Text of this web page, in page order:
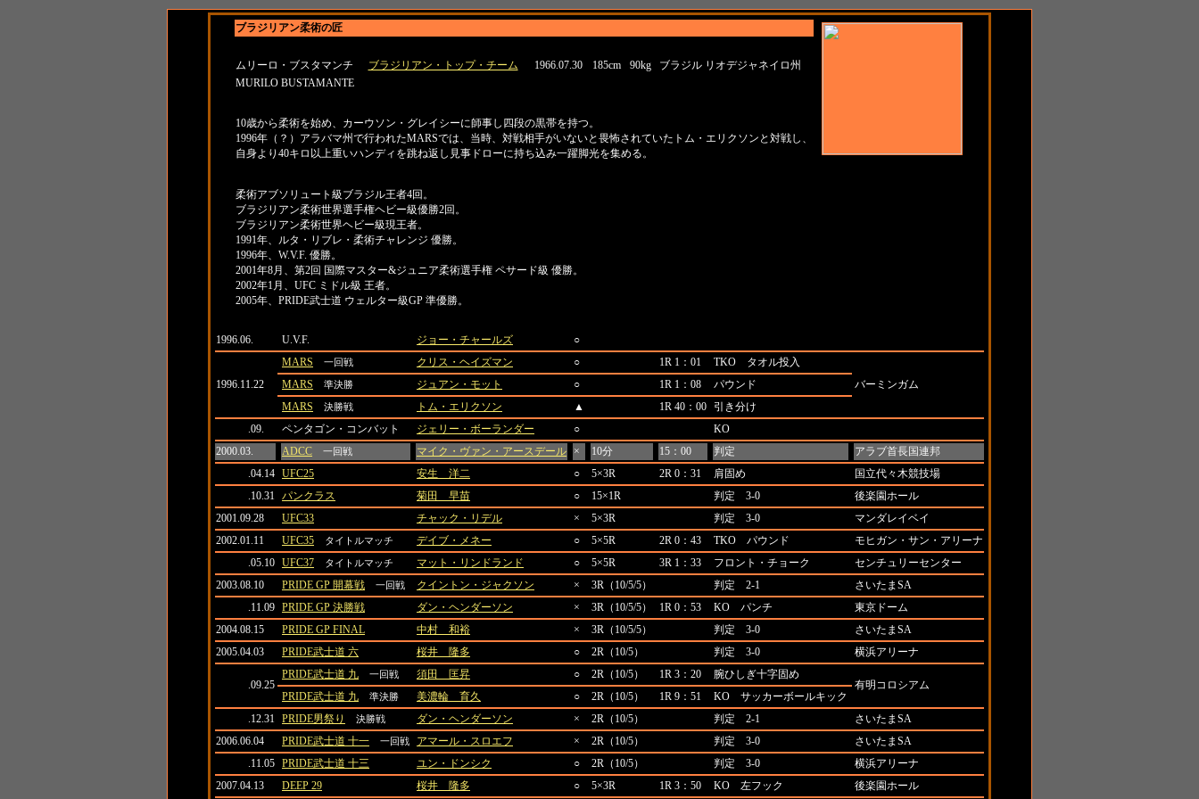
ブラジリアン柔術の匠
ムリーロ・ブスタマンチ
ブラジリアン・トップ・チーム 1966.07.30 185cm 90kg
ブラジル リオデジャネイロ州
MURILO BUSTAMANTE
10歳から柔術を始め、カーウソン・グレイシーに師事し四段の黒帯を持つ。
1996年（？）アラバマ州で行われたMARSでは、当時、対戦相手がいないと畏怖されていたトム・エリクソンと対戦し、
自身より40キロ以上重いハンディを跳ね返し見事ドローに持ち込み一躍脚光を集める。
柔術アブソリュート級ブラジル王者4回。
ブラジリアン柔術世界選手権ヘビー級優勝2回。
ブラジリアン柔術世界ヘビー級現王者。
1991年、ルタ・リブレ・柔術チャレンジ 優勝。
1996年、W.V.F. 優勝。
2001年8月、第2回 国際マスター&ジュニア柔術選手権 ペサード級 優勝。
2002年1月、UFC ミドル級 王者。
2005年、PRIDE武士道 ウェルター級GP 準優勝。
1996.06.
U.V.F. ジョー・チャールズ ○
1996.11.22
MARS 一回戦 クリス・ヘイズマン ○ 1R 1：01
TKO タオル投入
バーミンガム
MARS 準決勝 ジュアン・モット ○ 1R 1：08
パウンド
MARS
決勝戦 トム・エリクソン ▲ 1R 40：00
引き分け
.09.
ペンタゴン・コンバット ジェリー・ボーランダー ○
KO
2000.03.
ADCC 一回戦 マイク・ヴァン・アースデール × 10分 15：00 判定
アラブ首長国連邦
.04.14 UFC25 安生 洋二 ○ 5×3R 2R 0：31 肩固め
国立代々木競技場
.10.31 パンクラス 菊田 早苗 ○ 15×1R 判定 3-0
後楽園ホール
2001.09.28
UFC33 チャック・リデル × 5×3R 判定 3-0
マンダレイベイ
2002.01.11
UFC35 タイトルマッチ デイブ・メネー ○ 5×5R 2R 0：43 TKO パウンド
モヒガン・サン・アリーナ
.05.10 UFC37 タイトルマッチ マット・リンドランド ○ 5×5R 3R 1：33 フロント・チョーク
センチュリーセンター
2003.08.10
PRIDE GP 開幕戦 一回戦 クイントン・ジャクソン × 3R（10/5/5） 判定 2-1
さいたまSA
.11.09 PRIDE GP 決勝戦 ダン・ヘンダーソン × 3R（10/5/5） 1R 0：53 KO パンチ
東京ドーム
2004.08.15
PRIDE GP FINAL 中村 和裕 × 3R（10/5/5） 判定 3-0
さいたまSA
2005.04.03
PRIDE武士道 六 桜井 隆多 ○ 2R（10/5） 判定 3-0 横浜アリーナ
.09.25
PRIDE武士道 九 一回戦 須田 匡昇 ○ 2R（10/5） 1R 3：20
腕ひしぎ十字固め
有明コロシアム
PRIDE武士道 九
準決勝 美濃輪 育久 ○ 2R（10/5） 1R 9：51
KO サッカーボールキック
.12.31 PRIDE男祭り 決勝戦 ダン・ヘンダーソン × 2R（10/5） 判定 2-1
さいたまSA
2006.06.04
PRIDE武士道 十一 一回戦 アマール・スロエフ × 2R（10/5） 判定 3-0
さいたまSA
.11.05 PRIDE武士道 十三 ユン・ドンシク ○ 2R（10/5） 判定 3-0
横浜アリーナ
2007.04.13
DEEP 29 桜井 隆多 ○ 5×3R 1R 3：50 KO 左フック 後楽園ホール